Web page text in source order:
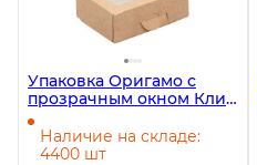
Упаковка Оригамо с
прозрачным окном Клик
100х80х35 мм на 300 мл,
быстросборная, 400
штук
Наличие на складе:
4400 шт